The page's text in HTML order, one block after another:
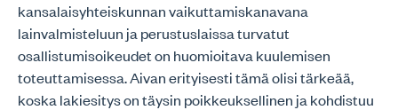
kansalaisyhteiskunnan vaikuttamiskanavana
lainvalmisteluun ja perustuslaissa turvatut
osallistumisoikeudet on huomioitava kuulemisen
toteuttamisessa. Aivan erityisesti tämä olisi tärkeää,
koska lakiesitys on täysin poikkeuksellinen ja kohdistuu